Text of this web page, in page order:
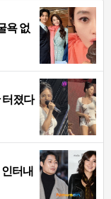
욕 없
졌다
터내